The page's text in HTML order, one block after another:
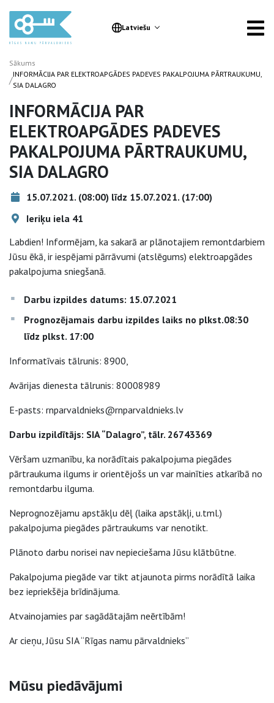
Latviešu
Sākums
/INFORMĀCIJA PAR ELEKTROAPGĀDES PADEVES PAKALPOJUMA PĀRTRAUKUMU,
SIA DALAGRO
INFORMĀCIJA PAR
ELEKTROAPGĀDES PADEVES
PAKALPOJUMA PĀRTRAUKUMU,
SIA DALAGRO
15.07.2021. (08:00) līdz 15.07.2021. (17:00)
Ieriķu iela 41
Labdien! Informējam, ka sakarā ar plānotajiem remontdarbiem
Jūsu ēkā, ir iespējami pārrāvumi (atslēgums) elektroapgādes
pakalpojuma sniegšanā.
Darbu izpildes datums: 15.07.2021
Prognozējamais darbu izpildes laiks no plkst.08:30
līdz plkst. 17:00
Informatīvais tālrunis: 8900,
Avārijas dienesta tālrunis: 80008989
E-pasts: rnparvaldnieks@rnparvaldnieks.lv
Darbu izpildītājs: SIA “Dalagro”, tālr. 26743369
Vēršam uzmanību, ka norādītais pakalpojuma piegādes
pārtraukuma ilgums ir orientējošs un var mainīties atkarībā no
remontdarbu ilguma.
Neprognozējamu apstākļu dēļ (laika apstākļi, u.tml.)
pakalpojuma piegādes pārtraukums var nenotikt.
Plānoto darbu norisei nav nepieciešama Jūsu klātbūtne.
Pakalpojuma piegāde var tikt atjaunota pirms norādītā laika
bez iepriekšēja brīdinājuma.
Atvainojamies par sagādātajām neērtībām!
Ar cieņu, Jūsu SIA “Rīgas namu pārvaldnieks”
Sāna navigācija
Mūsu piedāvājumi